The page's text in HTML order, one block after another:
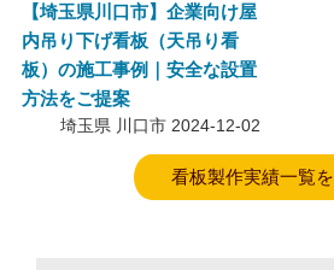
【埼玉県川口市】企業向け屋
内吊り下げ看板（天吊り看
板）の施工事例｜安全な設置
方法をご提案
埼玉県 川口市 2024-12-02
看板製作実績一覧